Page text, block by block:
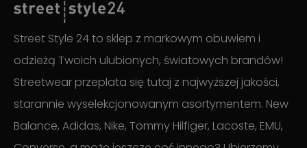
Street Style 24 to sklep z markowym obuwiem i
odzieżą Twoich ulubionych, światowych brandów!
Streetwear przeplata się tutaj z najwyższej jakości,
starannie wyselekcjonowanym asortymentem. New
Balance, Adidas, Nike, Tommy Hilfiger, Lacoste, EMU,